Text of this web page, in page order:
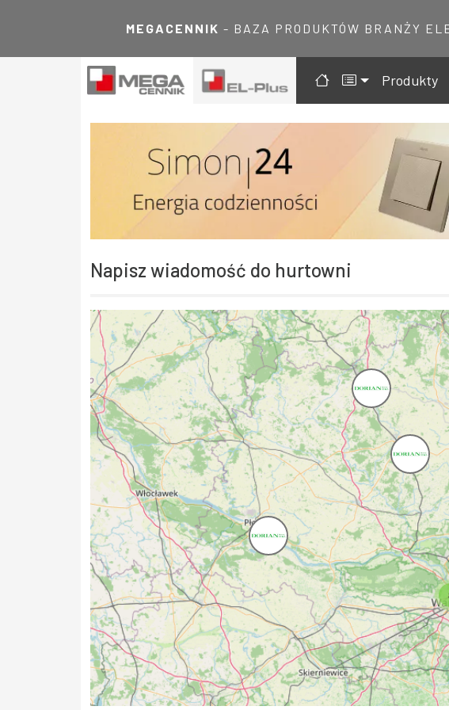
MEGACENNIK - BAZA PRODUKTÓW BRANŻY
Produkty
Napisz wiadomość do hurtowni